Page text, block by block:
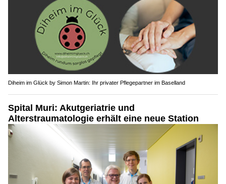
Diheim im Glück by Simon Martin: Ihr privater Pflegepartner im Baselland
Spital Muri: Akutgeriatrie und
Alterstraumatologie erhält eine neue Station